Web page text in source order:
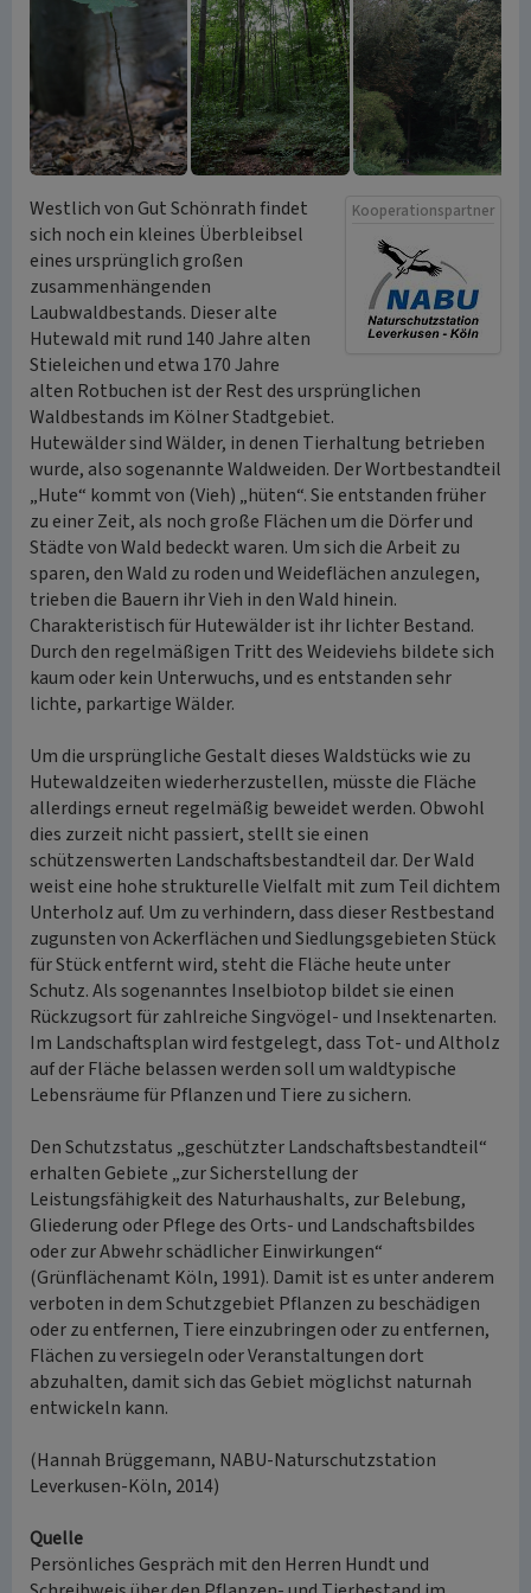
Kooperationspartner
Westlich von Gut Schönrath findet
sich noch ein kleines Überbleibsel
eines ursprünglich großen
zusammenhängenden
Laubwaldbestands. Dieser alte
Hutewald mit rund 140 Jahre alten
Stieleichen und etwa 170 Jahre
alten Rotbuchen ist der Rest des ursprünglichen
Waldbestands im Kölner Stadtgebiet.
Hutewälder sind Wälder, in denen Tierhaltung betrieben
wurde, also sogenannte Waldweiden. Der Wortbestandteil
„Hute“ kommt von (Vieh) „hüten“. Sie entstanden früher
zu einer Zeit, als noch große Flächen um die Dörfer und
Städte von Wald bedeckt waren. Um sich die Arbeit zu
sparen, den Wald zu roden und Weideflächen anzulegen,
trieben die Bauern ihr Vieh in den Wald hinein.
Charakteristisch für Hutewälder ist ihr lichter Bestand.
Durch den regelmäßigen Tritt des Weideviehs bildete sich
kaum oder kein Unterwuchs, und es entstanden sehr
lichte, parkartige Wälder.
Um die ursprüngliche Gestalt dieses Waldstücks wie zu
Hutewaldzeiten wiederherzustellen, müsste die Fläche
allerdings erneut regelmäßig beweidet werden. Obwohl
dies zurzeit nicht passiert, stellt sie einen
schützenswerten Landschaftsbestandteil dar. Der Wald
weist eine hohe strukturelle Vielfalt mit zum Teil dichtem
Unterholz auf. Um zu verhindern, dass dieser Restbestand
zugunsten von Ackerflächen und Siedlungsgebieten Stück
für Stück entfernt wird, steht die Fläche heute unter
Schutz. Als sogenanntes Inselbiotop bildet sie einen
Rückzugsort für zahlreiche Singvögel- und Insektenarten.
Im Landschaftsplan wird festgelegt, dass Tot- und Altholz
auf der Fläche belassen werden soll um waldtypische
Lebensräume für Pflanzen und Tiere zu sichern.
Den Schutzstatus „geschützter Landschaftsbestandteil“
erhalten Gebiete „zur Sicherstellung der
Leistungsfähigkeit des Naturhaushalts, zur Belebung,
Gliederung oder Pflege des Orts- und Landschaftsbildes
oder zur Abwehr schädlicher Einwirkungen“
(Grünflächenamt Köln, 1991). Damit ist es unter anderem
verboten in dem Schutzgebiet Pflanzen zu beschädigen
oder zu entfernen, Tiere einzubringen oder zu entfernen,
Flächen zu versiegeln oder Veranstaltungen dort
abzuhalten, damit sich das Gebiet möglichst naturnah
entwickeln kann.
(Hannah Brüggemann, NABU-Naturschutzstation
Leverkusen-Köln, 2014)
Quelle
Persönliches Gespräch mit den Herren Hundt und